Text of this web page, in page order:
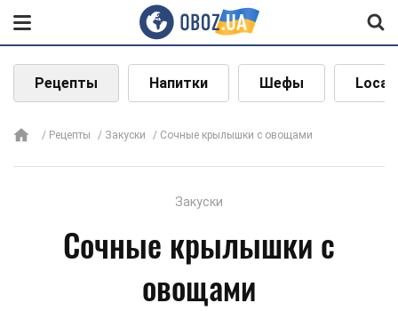
Рецепты Напитки Шефы Local
Рецепты Закуски Сочные крылышки с овощами
Закуски
Сочные крылышки с
овощами